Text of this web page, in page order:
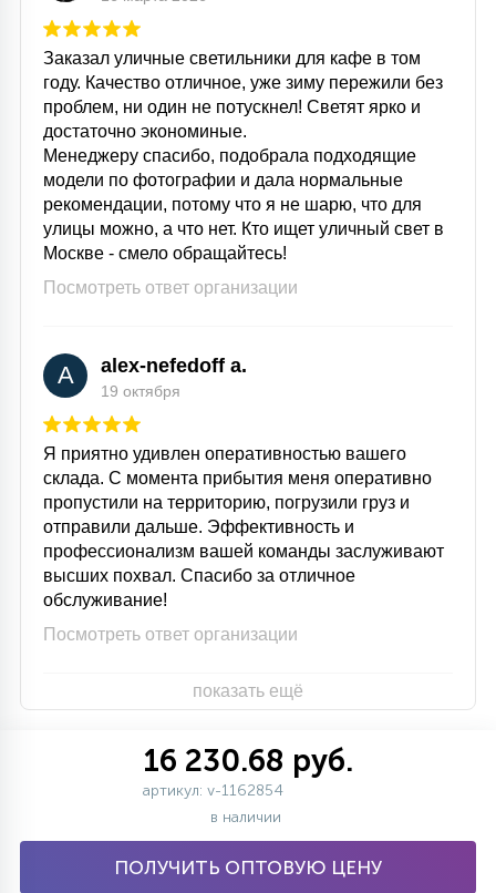
Заказал уличные светильники для кафе в том
году. Качество отличное, уже зиму пережили без
проблем, ни один не потускнел! Светят ярко и
достаточно экономиные.
Менеджеру спасибо, подобрала подходящие
модели по фотографии и дала нормальные
рекомендации, потому что я не шарю, что для
улицы можно, а что нет. Кто ищет уличный свет в
Москве - смело обращайтесь!
Посмотреть ответ организации
A alex-nefedoff a.
19 октября
Я приятно удивлен оперативностью вашего
склада. С момента прибытия меня оперативно
пропустили на территорию, погрузили груз и
отправили дальше. Эффективность и
профессионализм вашей команды заслуживают
высших похвал. Спасибо за отличное
обслуживание!
Посмотреть ответ организации
показать ещё
16 230.68 руб.
артикул: v-1162854
в наличии
ПОЛУЧИТЬ ОПТОВУЮ ЦЕНУ